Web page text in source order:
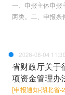
一、申报主体申报
两类。二、申报条
2026-08-04
省财政厅关于
项资金管理办
[申报通知-湖北省-